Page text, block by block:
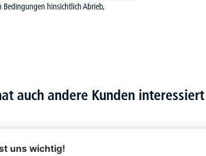
hinsichtlich Abrieb,
auch andere Kunden interessiert